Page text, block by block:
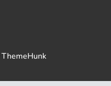
ThemeHunk